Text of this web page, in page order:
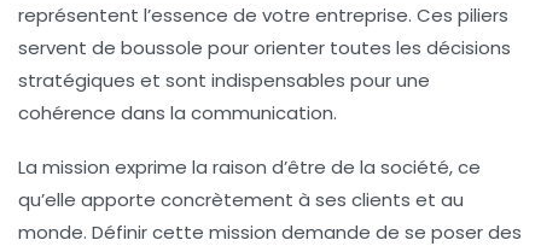
représentent l’essence de votre entreprise. Ces piliers
servent de boussole pour orienter toutes les décisions
stratégiques et sont indispensables pour une
cohérence dans la communication.
La mission exprime la raison d’être de la société, ce
qu’elle apporte concrètement à ses clients et au
monde. Définir cette mission demande de se poser des